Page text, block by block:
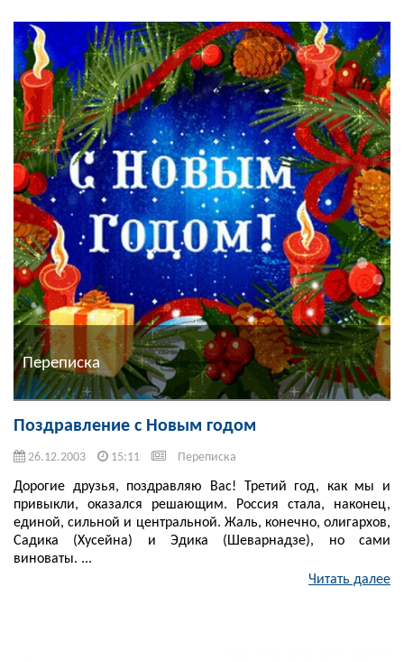
Переписка
Поздравление с Новым годом
26.12.2003 15:11 Переписка
Дорогие друзья, поздравляю Вас! Третий год, как мы и
привыкли, оказался решающим. Россия стала, наконец,
единой, сильной и центральной. Жаль, конечно, олигархов,
Садика (Хусейна) и Эдика (Шеварнадзе), но сами
виноваты. ...
Читать далее